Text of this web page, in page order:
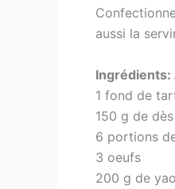
aussi la
Ingrédients:
1 fond de
150 g de
6 portions
3 oeufs
200 g de